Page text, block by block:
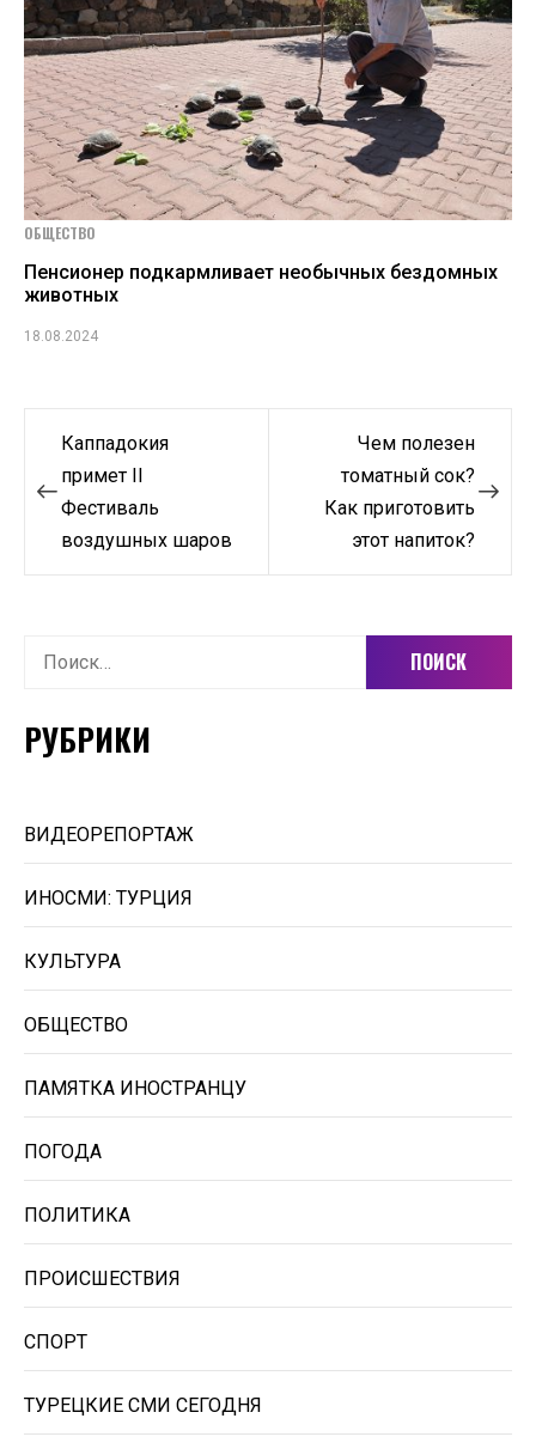
ОБЩЕСТВО
Пенсионер подкармливает необычных бездомных
животных
18.08.2024
Навигация
по
записям
Каппадокия
примет II
Фестиваль
воздушных шаров
Чем полезен
томатный сок?
Как приготовить
этот напиток?
Найти:
РУБРИКИ
ВИДЕОРЕПОРТАЖ
ИНОСМИ: ТУРЦИЯ
КУЛЬТУРА
ОБЩЕСТВО
ПАМЯТКА ИНОСТРАНЦУ
ПОГОДА
ПОЛИТИКА
ПРОИСШЕСТВИЯ
СПОРТ
ТУРЕЦКИЕ СМИ СЕГОДНЯ